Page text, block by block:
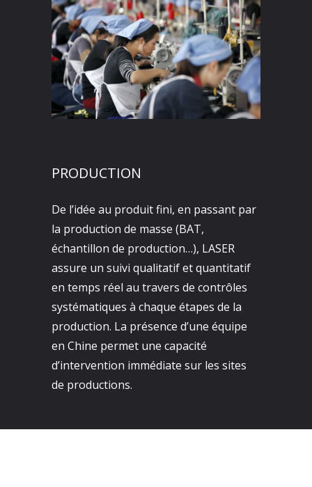
PRODUCTION
De l’idée au produit fini, en passant par
la production de masse (BAT,
échantillon de production…), LASER
assure un suivi qualitatif et quantitatif
en temps réel au travers de contrôles
systématiques à chaque étapes de la
production. La présence d’une équipe
en Chine permet une capacité
d’intervention immédiate sur les sites
de productions.